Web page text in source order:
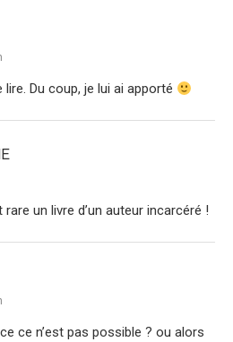
lire. Du coup, je lui ai apporté
un livre d’un auteur incarcéré !
ce n’est pas possible ? ou alors